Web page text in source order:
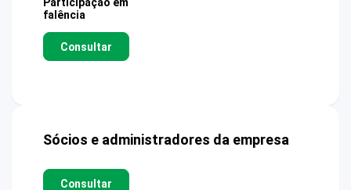
falência
Consultar
Sócios e administradores da empresa
Consultar